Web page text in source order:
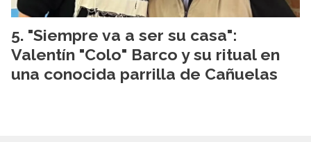
"Siempre va a ser su casa":
Valentín "Colo" Barco y su ritual en
una conocida parrilla de Cañuelas